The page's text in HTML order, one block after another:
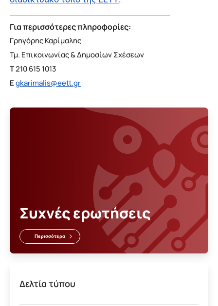
Για περισσότερες πληροφορίες:
Γρηγόρης Καρίμαλης
Τμ. Επικοινωνίας & Δημοσίων Σχέσεων
T210 615 1013
Egkarimalis@eett.gr
Συχνές ερωτήσεις
Περισσότερα
Δελτία τύπου